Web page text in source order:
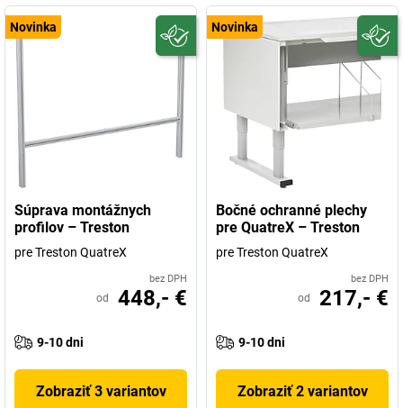
Novinka
Súprava montážnych
profilov – Treston
pre Treston QuatreX
bez DPH
od 448,- €
9-10 dni
Zobraziť 3 variantov
Novinka
Bočné ochranné plechy
pre QuatreX – Treston
pre Treston QuatreX
bez DPH
od 217,- €
9-10 dni
Zobraziť 2 variantov